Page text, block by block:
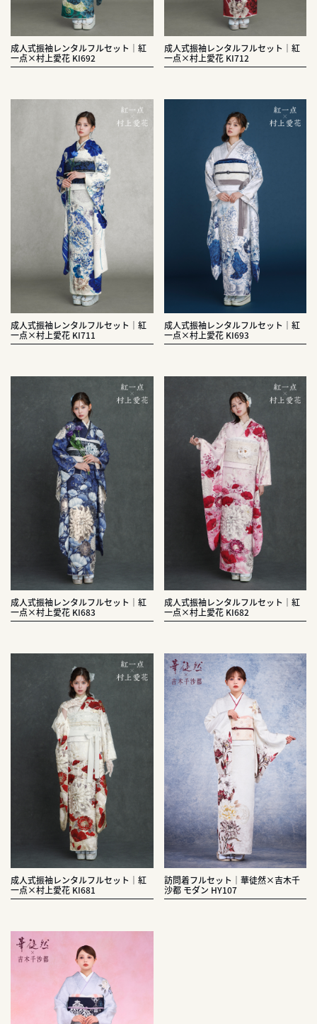
成人式振袖レンタルフルセット｜紅
一点×村上愛花 KI692
成人式振袖レンタルフルセット｜紅
一点×村上愛花 KI712
成人式振袖レンタルフルセット｜紅
一点×村上愛花 KI711
成人式振袖レンタルフルセット｜紅
一点×村上愛花 KI693
成人式振袖レンタルフルセット｜紅
一点×村上愛花 KI683
成人式振袖レンタルフルセット｜紅
一点×村上愛花 KI682
成人式振袖レンタルフルセット｜紅
一点×村上愛花 KI681
訪問着フルセット｜華徒然×吉木千
沙都 モダン HY107